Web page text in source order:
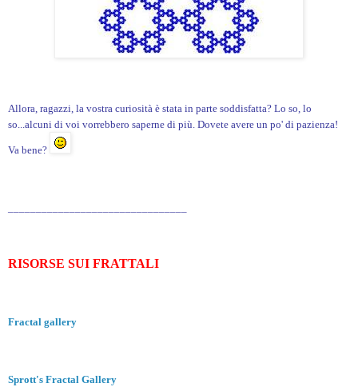
Allora, ragazzi, la vostra curiosità è stata in parte soddisfatta? Lo so, lo
so...alcuni di voi vorrebbero saperne di più. Dovete avere un po' di pazienza!
Va bene?
RISORSE SUI FRATTALI
Fractal gallery
Sprott's Fractal Gallery